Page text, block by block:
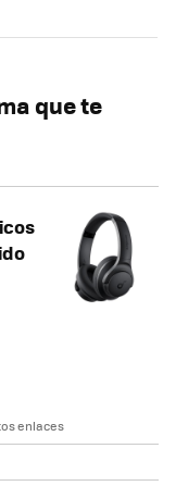
que te
enlaces